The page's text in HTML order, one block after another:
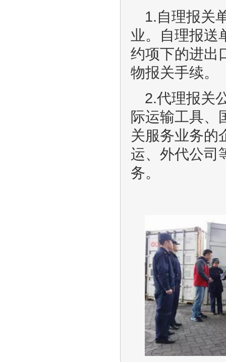
1.自理报关
业。自理报送
约项下的进出
物报关手续。
2.代理报关
际运输工具、
关服务业务的
运、外代公司
务。